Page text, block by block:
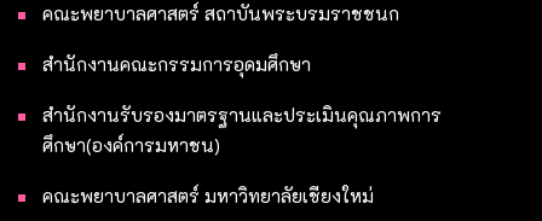
คณะพยาบาลศาสตร์ สถาบันพระบรมราชชนก
สำนักงานคณะกรรมการอุดมศึกษา
สำนักงานรับรองมาตรฐานและประเมินคุณภาพการ
ศึกษา(องค์การมหาชน)
คณะพยาบาลศาสตร์ มหาวิทยาลัยเชียงใหม่